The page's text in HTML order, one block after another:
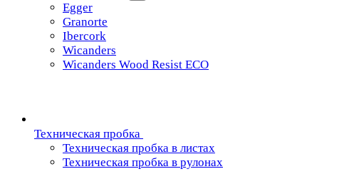
Egger
Granorte
Ibercork
Wicanders
Wicanders Wood Resist ECO
Техническая пробка
Техническая пробка в листах
Техническая пробка в рулонах